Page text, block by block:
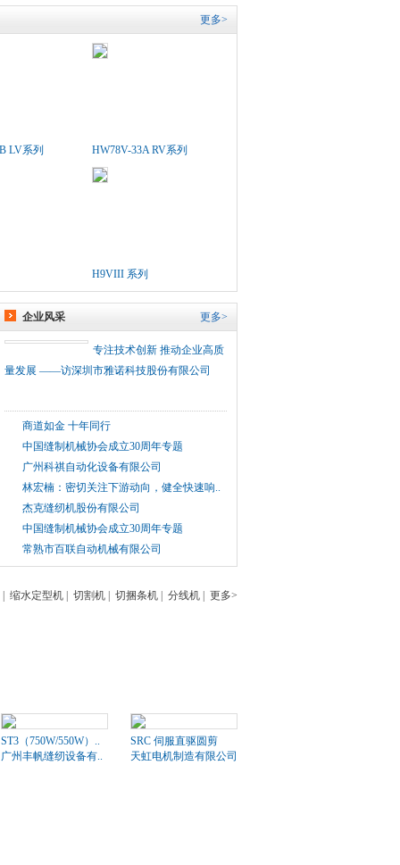
更多>
LV系列 HW78V-33A RV系列
H9VIII 系列
更多>
企业风采
专注技术创新 推动企业高质
量发展 ——访深圳市雅诺科技股份有限公司
商道如金 十年同行
中国缝制机械协会成立30周年专题
广州科祺自动化设备有限公司
林宏楠：密切关注下游动向，健全快速响..
杰克缝纫机股份有限公司
中国缝制机械协会成立30周年专题
常熟市百联自动机械有限公司
缩水定型机 切割机 切捆条机 分线机 更多>
ST3（750W/550W）..
广州丰帆缝纫设备有..
SRC 伺服直驱圆剪
天虹电机制造有限公司